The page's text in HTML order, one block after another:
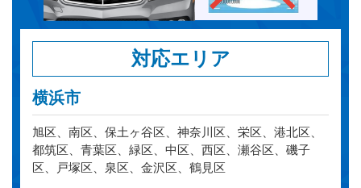
対応エリア
横浜市
旭区、南区、保土ヶ谷区、神奈川区、栄区、港北区、
都筑区、青葉区、緑区、中区、西区、瀬谷区、磯子
区、戸塚区、泉区、金沢区、鶴見区